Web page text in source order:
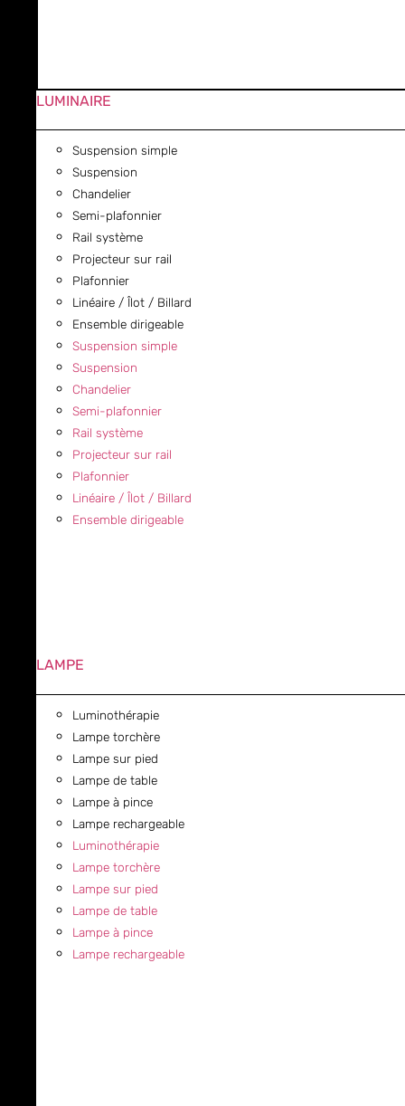
LUMINAIRE
Suspension simple
Suspension
Chandelier
Semi-plafonnier
Rail système
Projecteur sur rail
Plafonnier
Linéaire / Îlot / Billard
Ensemble dirigeable
Suspension simple
Suspension
Chandelier
Semi-plafonnier
Rail système
Projecteur sur rail
Plafonnier
Linéaire / Îlot / Billard
Ensemble dirigeable
LAMPE
Luminothérapie
Lampe torchère
Lampe sur pied
Lampe de table
Lampe à pince
Lampe rechargeable
Luminothérapie
Lampe torchère
Lampe sur pied
Lampe de table
Lampe à pince
Lampe rechargeable